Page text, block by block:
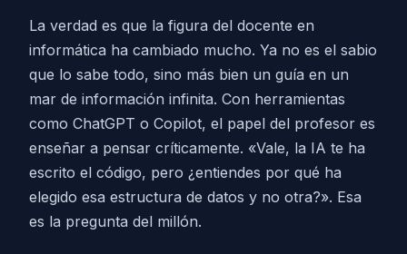
La verdad es que la figura del docente en
informática ha cambiado mucho. Ya no es el sabio
que lo sabe todo, sino más bien un guía en un
mar de información infinita. Con herramientas
como ChatGPT o Copilot, el papel del profesor es
enseñar a pensar críticamente. «Vale, la IA te ha
escrito el código, pero ¿entiendes por qué ha
elegido esa estructura de datos y no otra?». Esa
es la pregunta del millón.